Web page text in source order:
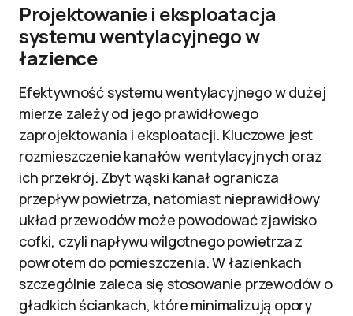
Projektowanie i eksploatacja
systemu wentylacyjnego w
łazience
Efektywność systemu wentylacyjnego w dużej
mierze zależy od jego prawidłowego
zaprojektowania i eksploatacji. Kluczowe jest
rozmieszczenie kanałów wentylacyjnych oraz
ich przekrój. Zbyt wąski kanał ogranicza
przepływ powietrza, natomiast nieprawidłowy
układ przewodów może powodować zjawisko
cofki, czyli napływu wilgotnego powietrza z
powrotem do pomieszczenia. W łazienkach
szczególnie zaleca się stosowanie przewodów o
gładkich ściankach, które minimalizują opory